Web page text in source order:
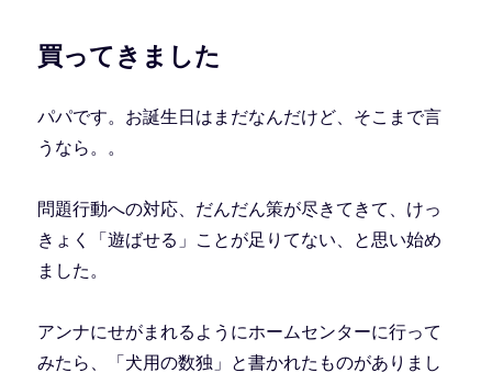
買ってきました
パパです。お誕生日はまだなんだけど、そこまで言
うなら。。
問題行動への対応、だんだん策が尽きてきて、けっ
きょく「遊ばせる」ことが足りてない、と思い始め
ました。
アンナにせがまれるようにホームセンターに行って
みたら、「犬用の数独」と書かれたものがありまし